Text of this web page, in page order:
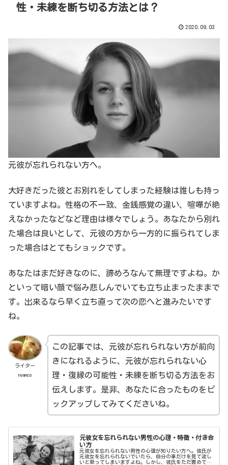
性・未練を断ち切る方法とは？
2020.09.03
元彼が忘れられない方へ。
大好きだった彼とお別れをしてしまった経験は誰しも持っ
ていますよね。性格の不一致、金銭感覚の違い、喧嘩が絶
えなかったなどなど理由は様々でしょう。あなたから別れ
た場合は良いとして、元彼の方から一方的に振られてしま
った場合はとてもショックです。
あなたはまだ好きなのに、諦めろなんて無理ですよね。か
といって暗い顔で悩み悲しんでいても立ち止まったままで
す。出来るなら早く立ち直って次の恋へと進みたいです
ね。
ライター
nyanco
この記事では、元彼が忘れられない方が前向
きになれるように、元彼が忘れられない心
理・復縁の可能性・未練を断ち切る方法をお
伝えします。是非、あなたに合ったものをピ
ックアップしてみてくださいね。
元彼女を忘れられない男性の心理・特徴・付き合
い方
元彼女を忘れられない男性の心理が知りたい方へ。彼氏が
元彼女を忘れられないでいたら、自分の事だけを見て欲し
いと思ってしまいますよね。しかし、彼氏をただ責めても